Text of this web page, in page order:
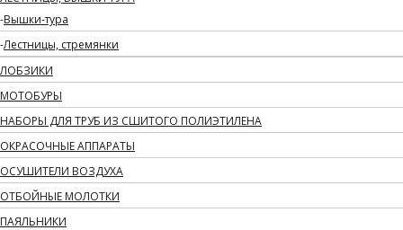
Вышки-тура
Лестницы, стремянки
ЛОБЗИКИ
МОТОБУРЫ
НАБОРЫ ДЛЯ ТРУБ ИЗ СШИТОГО ПОЛИЭТИЛЕНА
ОКРАСОЧНЫЕ АППАРАТЫ
ОСУШИТЕЛИ ВОЗДУХА
ОТБОЙНЫЕ МОЛОТКИ
ПАЯЛЬНИКИ